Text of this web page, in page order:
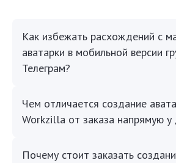
Как избежать расхождений с
аватарки в мобильной версии
Телеграм?
Чем отличается создание
Workzilla от заказа напрямую у
Почему стоит заказать